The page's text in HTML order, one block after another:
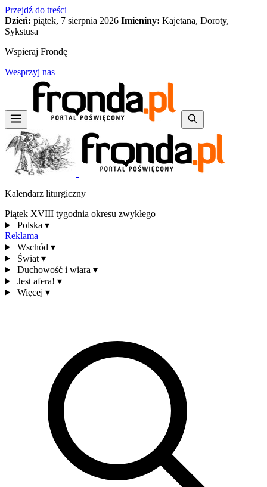
Przejdź do treści
Dzień: piątek, 7 sierpnia 2026 Imieniny: Kajetana, Doroty,
Sykstusa
Wspieraj Frondę
Wesprzyj nas
Kalendarz liturgiczny
Piątek XVIII tygodnia okresu zwykłego
Polska ▾
Reklama
Wschód ▾
Świat ▾
Duchowość i wiara ▾
Jest afera! ▾
Więcej ▾